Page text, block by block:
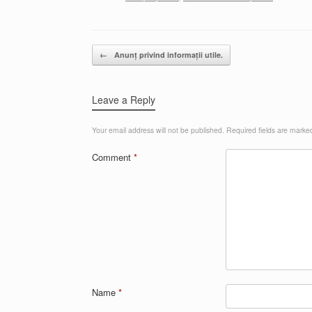
Post navigation
← Anunț privind informații utile.
Leave a Reply
Your email address will not be published. Required fields are
Comment *
Name *